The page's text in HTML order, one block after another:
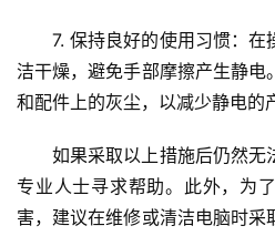
7. 保持良好的使用习惯：
洁干燥，避免手部摩擦产生静电
和配件上的灰尘，以减少静电的
如果采取以上措施后仍然无
专业人士寻求帮助。此外，为
害，建议在维修或清洁电脑时